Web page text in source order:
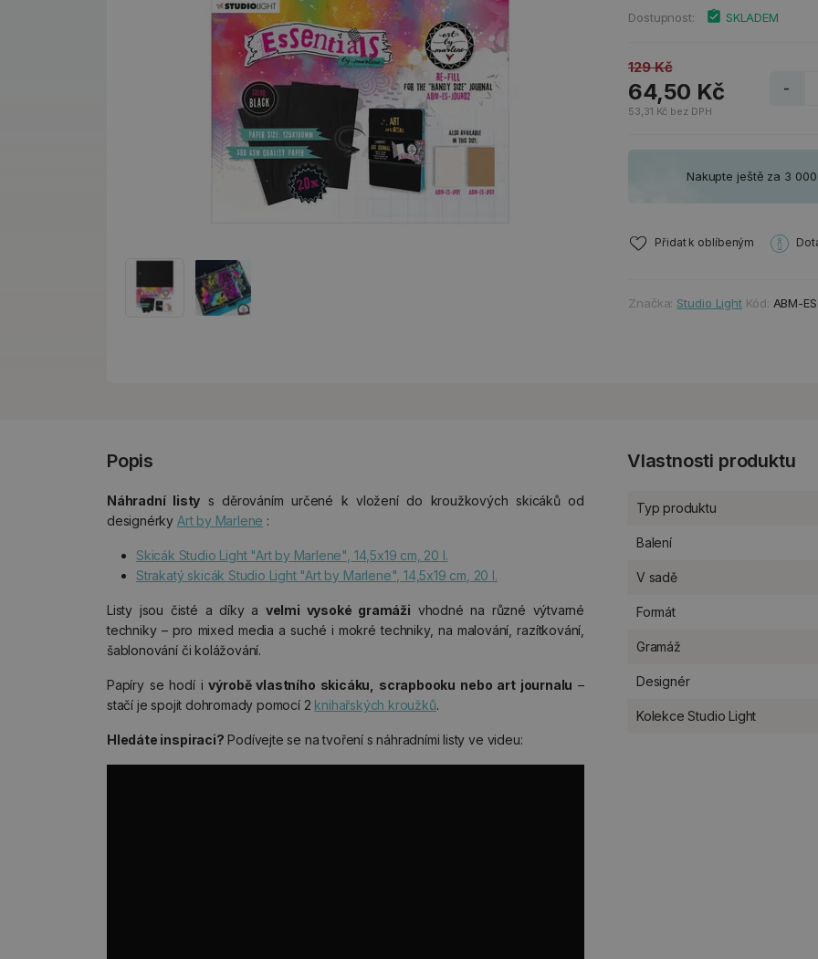
Dostupnost: SKLADEM
129 Kč
64,50 Kč
53,31 Kč bez DPH
-
Nakupte ještě za 3
Přidat k oblíbeným
Značka: Studio Light Kód: ABM-
Popis
Náhradní listy s děrováním určené k vložení do kroužkových skicáků od
designérky Art by Marlene :
Skicák Studio Light "Art by Marlene", 14,5x19 cm, 20 l.
Strakatý skicák Studio Light "Art by Marlene", 14,5x19 cm, 20 l.
Listy jsou čisté a díky a velmi vysoké gramáži vhodné na různé výtvarné
techniky – pro mixed media a suché i mokré techniky, na malování, razítkování,
šablonování či kolážování.
Papíry se hodí ivýrobě vlastního skicáku, scrapbooku nebo art journalu –
stačí je spojit dohromady pomocí 2 knihařských kroužků.
Hledáte inspiraci? Podívejte se na tvoření s náhradními listy ve videu:
Vlastnosti produktu
Typ produktu
Balení
V sadě
Formát
Gramáž
Designér
Kolekce Studio Light